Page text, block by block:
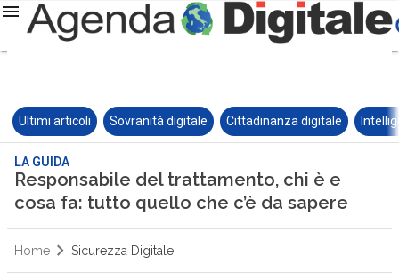
Ultimi articoli Sovranità digitale Cittadinanza digitale
LA GUIDA
Responsabile del trattamento, chi è e
cosa fa: tutto quello che c’è da sapere
Home Sicurezza Digitale